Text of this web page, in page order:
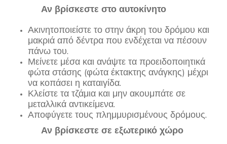
Αν βρίσκεστε στο αυτοκίνητο
Ακινητοποιείστε το στην άκρη του δρόμου και
μακριά από δέντρα που ενδέχεται να πέσουν
πάνω του.
Μείνετε μέσα και ανάψτε τα προειδοποιητικά
φώτα στάσης (φώτα έκτακτης ανάγκης) μέχρι
να κοπάσει η καταιγίδα.
Κλείστε τα τζάμια και μην ακουμπάτε σε
μεταλλικά αντικείμενα.
Αποφύγετε τους πλημμυρισμένους δρόμους.
Αν βρίσκεστε σε εξωτερικό χώρο